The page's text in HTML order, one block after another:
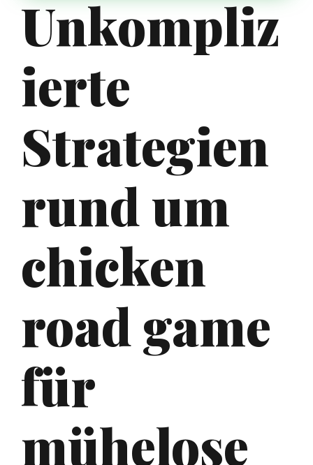
Unkompliz
ierte
Strategien
rund um
chicken
road game
für
mühelose